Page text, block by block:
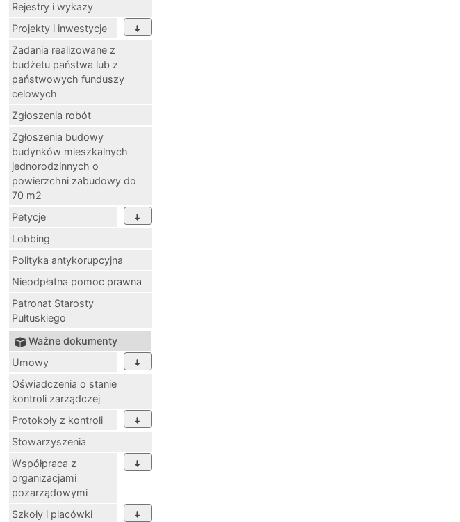
Rejestry i wykazy
Projekty i inwestycje
Zadania realizowane z
budżetu państwa lub z
państwowych funduszy
celowych
Zgłoszenia robót
Zgłoszenia budowy
budynków mieszkalnych
jednorodzinnych o
powierzchni zabudowy do
70 m2
Petycje
Lobbing
Polityka antykorupcyjna
Nieodpłatna pomoc prawna
Patronat Starosty
Pułtuskiego
Ważne dokumenty
Umowy
Oświadczenia o stanie
kontroli zarządczej
Protokoły z kontroli
Stowarzyszenia
Współpraca z
organizacjami
pozarządowymi
Szkoły i placówki